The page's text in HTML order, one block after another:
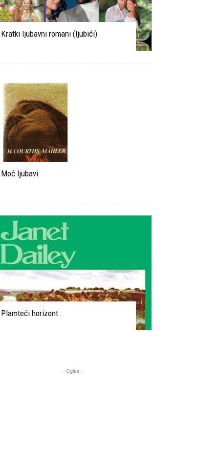
Kratki ljubavni romani (ljubići)
Moć ljubavi
Plamteći horizont
- Oglas -